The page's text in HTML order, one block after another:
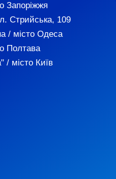
Запоріжжя
Стрийська, 109
/ місто Одеса
Полтава
/ місто Київ